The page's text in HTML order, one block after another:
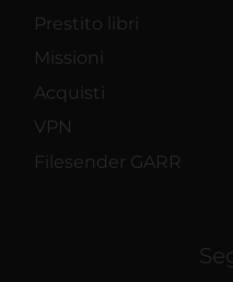
Prestito libri
Missioni
Acquisti
VPN
Filesender GARR